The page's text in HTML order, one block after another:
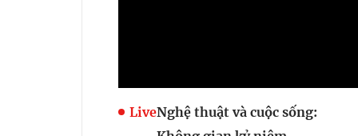
LiveNghệ thuật và cuộc sống: